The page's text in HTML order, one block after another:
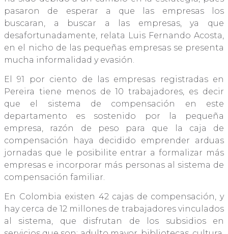
pasaron de esperar a que las empresas los
buscaran, a buscar a las empresas, ya que
desafortunadamente, relata Luis Fernando Acosta,
en el nicho de las pequeñas empresas se presenta
mucha informalidad y evasión.
El 91 por ciento de las empresas registradas en
Pereira tiene menos de 10 trabajadores, es decir
que el sistema de compensación en este
departamento es sostenido por la pequeña
empresa, razón de peso para que la caja de
compensación haya decidido emprender arduas
jornadas que le posibilite entrar a formalizar más
empresas e incorporar más personas al sistema de
compensación familiar.
En Colombia existen 42 cajas de compensación, y
hay cerca de 12 millones de trabajadores vinculados
al sistema, que disfrutan de los subsidios en